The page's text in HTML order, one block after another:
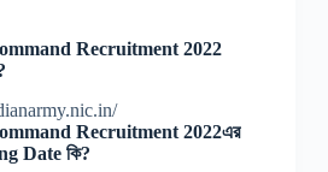
Recruitment 2022
Recruitment 2022এর
Date কি?